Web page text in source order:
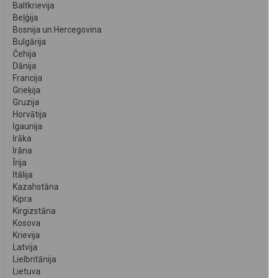
Baltkrievija
Beļģija
Bosnija un Hercegovina
Bulgārija
Čehija
Dānija
Francija
Grieķija
Gruzija
Horvātija
Igaunija
Irāka
Irāna
Īrija
Itālija
Kazahstāna
Kipra
Kirgizstāna
Kosova
Krievija
Latvija
Lielbritānija
Lietuva